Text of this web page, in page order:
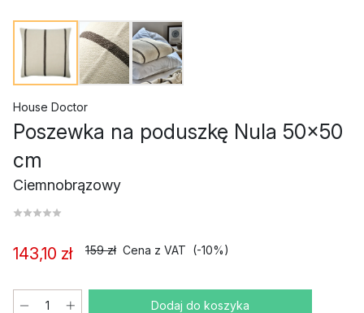
House Doctor
Poszewka na poduszkę Nula 50x50
cm
Ciemnobrązowy
143,10 zł 159 zł Cena z VAT (-10%)
Dodaj do koszyka